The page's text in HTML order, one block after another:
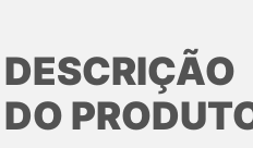
DESCRIÇÃO
DO